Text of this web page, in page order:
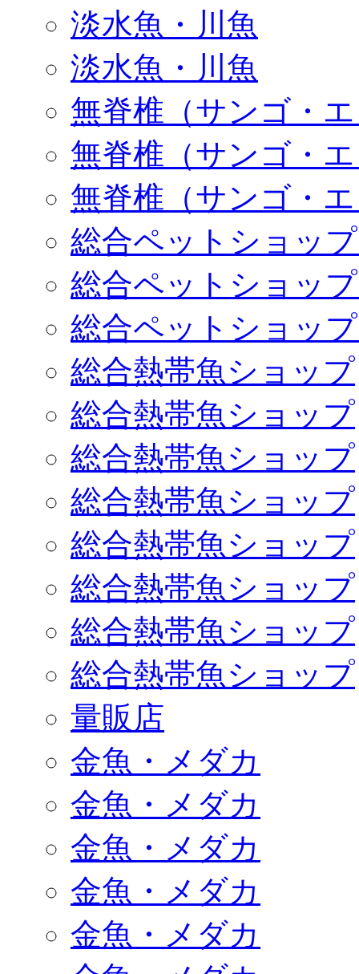
淡水魚・川魚
淡水魚・川魚
無脊椎（サンゴ・
無脊椎（サンゴ・
無脊椎（サンゴ・
総合ペットショッ
総合ペットショッ
総合ペットショッ
総合熱帯魚ショップ
総合熱帯魚ショップ
総合熱帯魚ショップ
総合熱帯魚ショップ
総合熱帯魚ショップ
総合熱帯魚ショップ
総合熱帯魚ショップ
総合熱帯魚ショップ
量販店
金魚・メダカ
金魚・メダカ
金魚・メダカ
金魚・メダカ
金魚・メダカ